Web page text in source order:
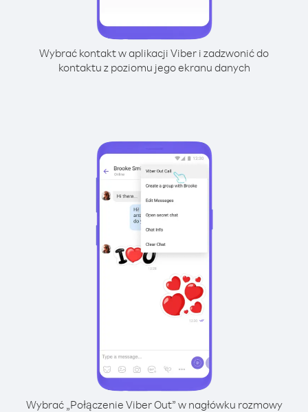
Wybrać kontakt w aplikacji Viber i zadzwonić do
kontaktu z poziomu jego ekranu danych
Wybrać „Połączenie Viber Out” w nagłówku rozmowy